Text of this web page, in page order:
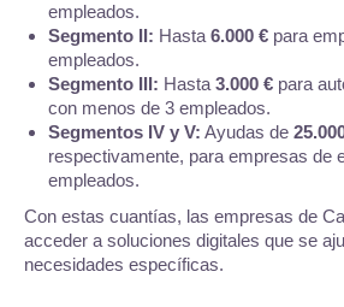
empleados.
Segmento II: Hasta 6.000 € para
empleados.
Segmento III: Hasta 3.000 € para
con menos de 3 empleados.
Segmentos IV y V: Ayudas de
respectivamente, para empresas de
empleados.
Con estas cuantías, las empresas de
acceder a soluciones digitales que se
necesidades específicas.